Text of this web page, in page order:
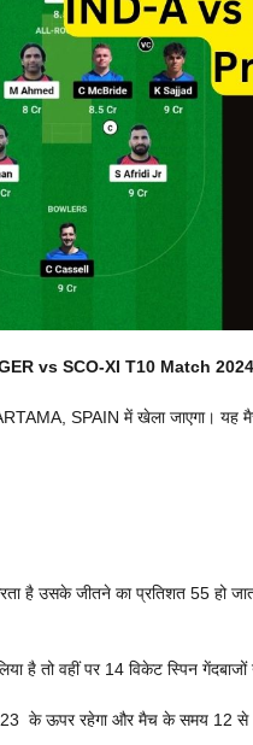
vs SCO-XI T10 Match
SPAIN में खेला जाएगा।
है उसके जीतने का प्रतिशत 55 हो
है तो वहीं पर 14 विकेट स्पिन
के ऊपर रहेगा और मैच के समय 12 से